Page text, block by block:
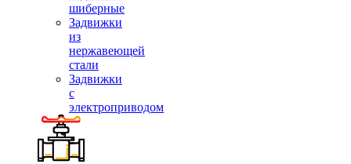
шиберные
Задвижки
из
нержавеющей
стали
Задвижки
с
электроприводом